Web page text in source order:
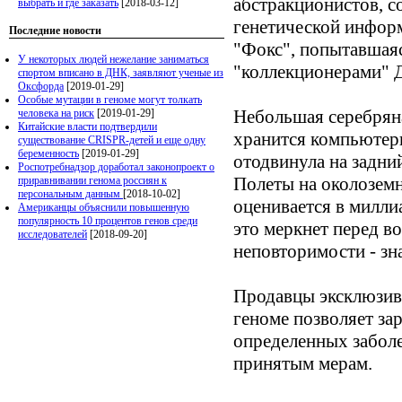
выбрать и где заказать [2018-03-12]
Последние новости
У некоторых людей нежелание заниматься
спортом вписано в ДНК, заявляют ученые из
Оксфорда [2019-01-29]
Особые мутации в геноме могут толкать
человека на риск [2019-01-29]
Китайские власти подтвердили
существование CRISPR-детей и еще одну
беременность [2019-01-29]
Роспотребнадзор доработал законопроект о
приравнивании генома россиян к
персональным данным [2018-10-02]
Американцы объяснили повышенную
популярность 10 процентов генов среди
исследователей [2018-09-20]
абстракционистов,
генетической
"Фокс",
"коллекционерами"
Небольшая
хранится
отодвинула на
Полеты на
оценивается в
это меркнет перед
неповторимости -
Продавцы
геноме позволяет
определенных
принятым мерам.